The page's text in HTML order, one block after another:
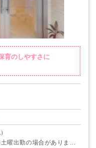
育のしやすさに
曜出勤の場合があります